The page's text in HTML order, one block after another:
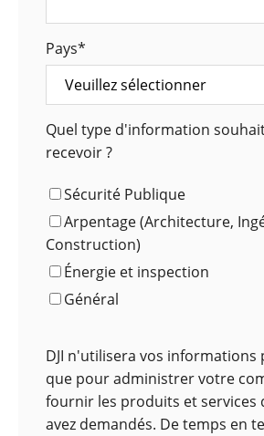
Pays*
Quel type d'information
recevoir ?
Sécurité Publique
Arpentage (Architecture,
Construction)
Énergie et inspection
Général
DJI n'utilisera vos informations
que pour administrer votre
fournir les produits et services
avez demandés. De temps en